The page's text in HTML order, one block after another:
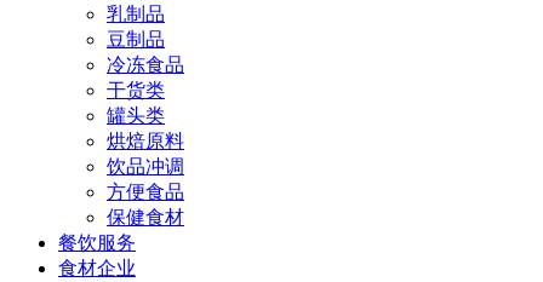
乳制品
豆制品
冷冻食品
干货类
罐头类
烘焙原料
饮品冲调
方便食品
保健食材
餐饮服务
食材企业